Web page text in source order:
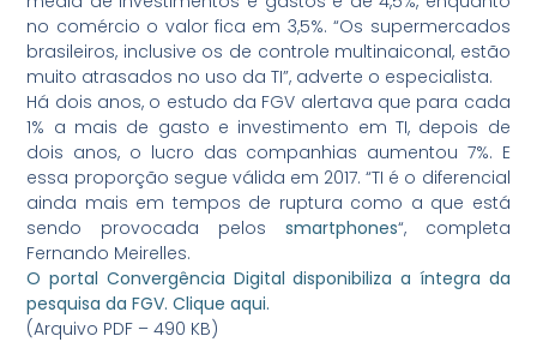
no comércio o valor fica em 3,5%. “Os supermercados
brasileiros, inclusive os de controle multinaiconal, estão
muito atrasados no uso da TI”, adverte o especialista.
Há dois anos, o estudo da FGV alertava que para cada
1% a mais de gasto e investimento em TI, depois de
dois anos, o lucro das companhias aumentou 7%. E
essa proporção segue válida em 2017. “TI é o diferencial
ainda mais em tempos de ruptura como a que está
sendo provocada pelos smartphones“, completa
Fernando Meirelles.
O portal Convergência Digital disponibiliza a íntegra da
pesquisa da FGV. Clique aqui.
(Arquivo PDF – 490 KB)